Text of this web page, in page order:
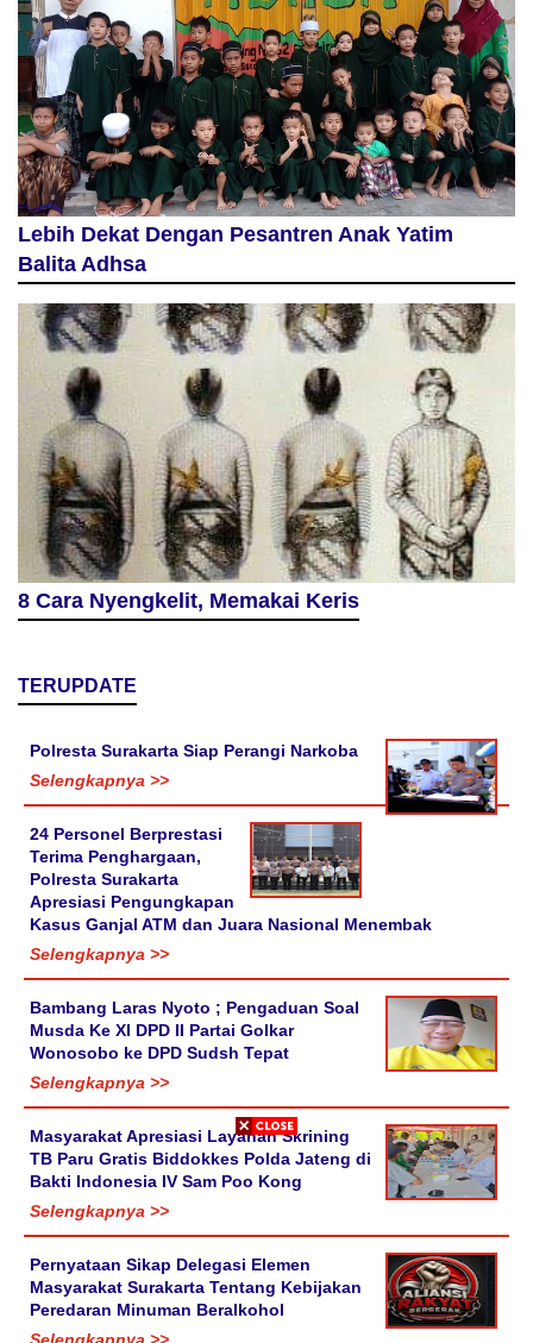
Lebih Dekat Dengan Pesantren Anak Yatim
Balita Adhsa
8 Cara Nyengkelit, Memakai Keris
TERUPDATE
Polresta Surakarta Siap Perangi Narkoba
Selengkapnya >>
24 Personel Berprestasi
Terima Penghargaan,
Polresta Surakarta
Apresiasi Pengungkapan
Kasus Ganjal ATM dan Juara Nasional Menembak
Selengkapnya >>
Bambang Laras Nyoto ; Pengaduan Soal
Musda Ke XI DPD II Partai Golkar
Wonosobo ke DPD Sudsh Tepat
Selengkapnya >>
Masyarakat Apresiasi Layanan Skrining
TB Paru Gratis Biddokkes Polda Jateng di
Bakti Indonesia IV Sam Poo Kong
Selengkapnya >>
Pernyataan Sikap Delegasi Elemen
Masyarakat Surakarta Tentang Kebijakan
Peredaran Minuman Beralkohol